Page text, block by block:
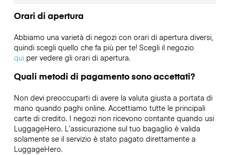
Orari di apertura
Abbiamo una varietà di negozi con orari di apertura diversi,
quindi scegli quello che fa più per te! Scegli il negozio
quiper vedere gli orari di apertura.
Quali metodi di pagamento sono accettati?
Non devi preoccuparti di avere la valuta giusta a portata di
mano quando paghi online. Accettiamo tutte le principali
carte di credito. I negozi non ricevono contante quando usi
LuggageHero. L’assicurazione sul tuo bagaglio è valida
solamente se il servizio è stato pagato direttamente a
LuggageHero.